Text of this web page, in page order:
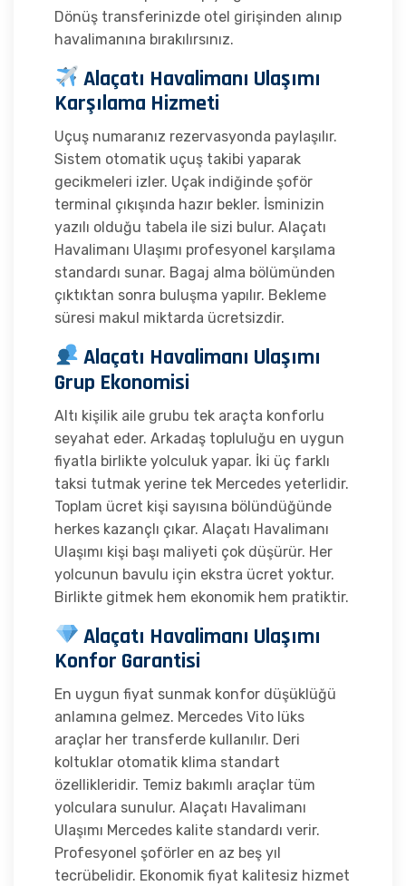
Dönüş transferinizde otel girişinden alınıp
havalimanına bırakılırsınız.
Alaçatı Havalimanı Ulaşımı
Karşılama Hizmeti
Uçuş numaranız rezervasyonda paylaşılır.
Sistem otomatik uçuş takibi yaparak
gecikmeleri izler. Uçak indiğinde şoför
terminal çıkışında hazır bekler. İsminizin
yazılı olduğu tabela ile sizi bulur. Alaçatı
Havalimanı Ulaşımı profesyonel karşılama
standardı sunar. Bagaj alma bölümünden
çıktıktan sonra buluşma yapılır. Bekleme
süresi makul miktarda ücretsizdir.
Alaçatı Havalimanı Ulaşımı
Grup Ekonomisi
Altı kişilik aile grubu tek araçta konforlu
seyahat eder. Arkadaş topluluğu en uygun
fiyatla birlikte yolculuk yapar. İki üç farklı
taksi tutmak yerine tek Mercedes yeterlidir.
Toplam ücret kişi sayısına bölündüğünde
herkes kazançlı çıkar. Alaçatı Havalimanı
Ulaşımı kişi başı maliyeti çok düşürür. Her
yolcunun bavulu için ekstra ücret yoktur.
Birlikte gitmek hem ekonomik hem pratiktir.
Alaçatı Havalimanı Ulaşımı
Konfor Garantisi
En uygun fiyat sunmak konfor düşüklüğü
anlamına gelmez. Mercedes Vito lüks
araçlar her transferde kullanılır. Deri
koltuklar otomatik klima standart
özellikleridir. Temiz bakımlı araçlar tüm
yolculara sunulur. Alaçatı Havalimanı
Ulaşımı Mercedes kalite standardı verir.
Profesyonel şoförler en az beş yıl
tecrübelidir. Ekonomik fiyat kalitesiz hizmet